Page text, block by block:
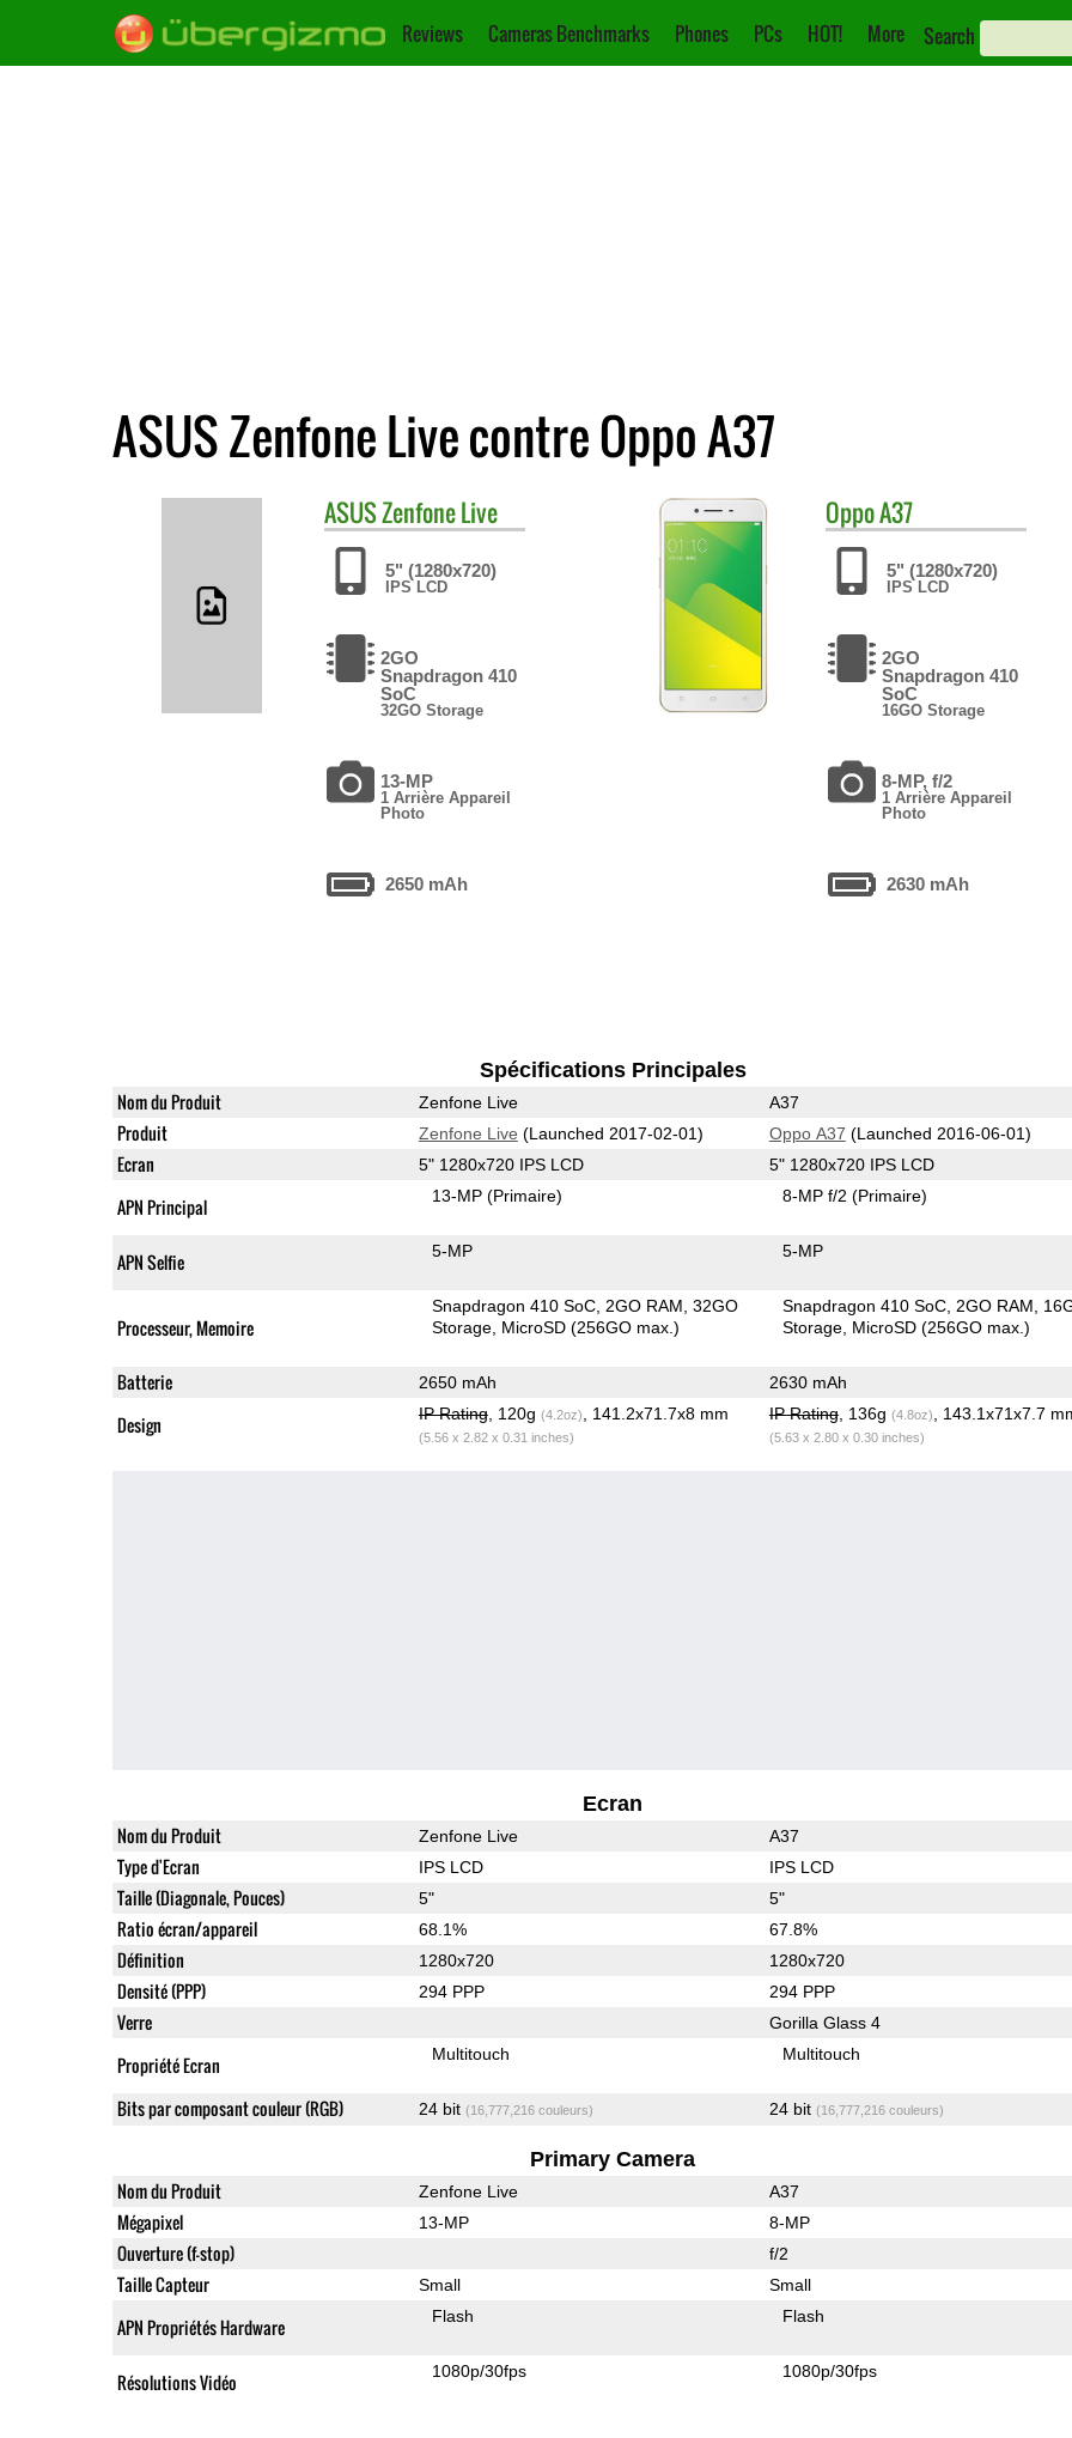
Reviews Cameras Benchmarks Phones PCs HOT! More Search
ASUS Zenfone Live contre Oppo A37
ASUSZenfone Live
5" (1280x720)
IPS LCD
2GO
Snapdragon 410
SoC
32GO Storage
13-MP
1 Arrière Appareil
Photo
2650 mAh
OppoA37
5" (1280x720)
IPS LCD
2GO
Snapdragon 410
SoC
16GO Storage
8-MP, f/2
1 Arrière Appareil
Photo
2630 mAh
Spécifications Principales
Nom du Produit Zenfone Live A37
Produit Zenfone Live (Launched 2017-02-01) Oppo A37 (Launched 2016-06-01)
Ecran 5" 1280x720 IPS LCD 5" 1280x720 IPS LCD
APN Principal 13-MP(Primaire) 8-MP f/2(Primaire)
APN Selfie 5-MP 5-MP
Processeur, Memoire
Snapdragon 410 SoC 2GO RAM 32GO
Storage MicroSD (256GO max.)
Snapdragon 410 SoC 2GO RAM
Storage MicroSD (256GO max.)
Batterie 2650 mAh 2630 mAh
Design IP Rating, 120g (4.2oz) , 141.2x71.7x8 mm
(5.56 x 2.82 x 0.31 inches)
IP Rating, 136g (4.8oz) , 143.1x71x7.7
(5.63 x 2.80 x 0.30 inches)
Ecran
Nom du Produit Zenfone Live A37
Type d'Ecran IPS LCD IPS LCD
Taille (Diagonale, Pouces) 5" 5"
Ratio écran/appareil 68.1% 67.8%
Définition 1280x720 1280x720
Densité (PPP) 294 PPP 294 PPP
Verre Gorilla Glass 4
Propriété Ecran Multitouch Multitouch
Bits par composant couleur (RGB) 24 bit (16,777,216 couleurs) 24 bit (16,777,216 couleurs)
Primary Camera
Nom du Produit Zenfone Live A37
Mégapixel 13-MP 8-MP
Ouverture (f-stop) f/2
Taille Capteur Small Small
APN Propriétés Hardware Flash Flash
Résolutions Vidéo 1080p/30fps 1080p/30fps